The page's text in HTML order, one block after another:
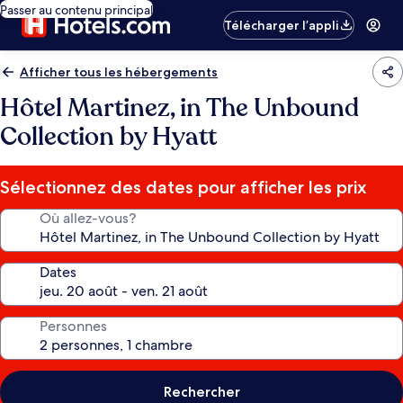
Passer au contenu principal
Télécharger l’appli
Afficher tous les hébergements
Hôtel Martinez, in The Unbound
Collection by Hyatt
Sélectionnez des dates pour afficher les prix
Où allez-vous?
Dates
Personnes
Rechercher